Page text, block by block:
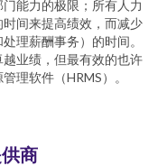
能力的极限；所有人力
间来提高绩效，而减少
理薪酬事务）的时间。
业绩，但最有效的也许
理软件（HRMS）。
商